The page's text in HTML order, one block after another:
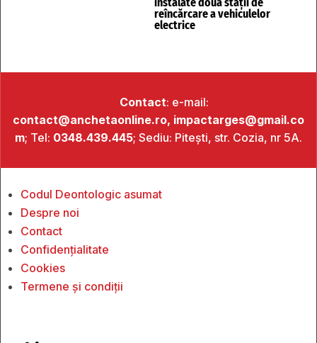
instalate două stații de
reîncărcare a vehiculelor
electrice
Contact: e-mail:
contact@anchetaonline.ro, impactarges@gmail.co
m; Tel: 0348.439.445; Sediu: Pitești, str. Cozia, nr 5A.
Codul Deontologic asumat
Despre noi
Contact
Confidențialitate
Cookies
Termene și condiții